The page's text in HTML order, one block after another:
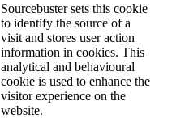
Sourcebuster sets this cookie
to identify the source of a
visit and stores user action
information in cookies. This
analytical and behavioural
cookie is used to enhance the
visitor experience on the
website.